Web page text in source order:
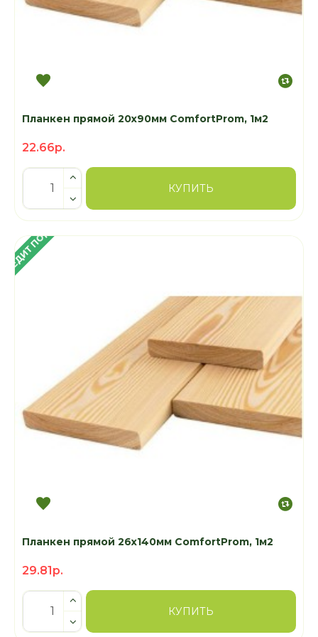
Планкен прямой 20х90мм ComfortProm, 1м2
22.66р.
КУПИТЬ
ПОД 4%
Планкен прямой 26х140мм ComfortProm, 1м2
29.81р.
КУПИТЬ